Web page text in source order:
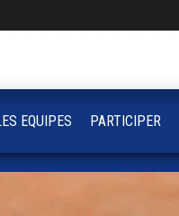
EQUIPES PARTICIPER